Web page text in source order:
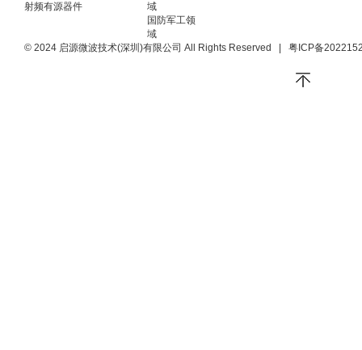
射频有源器件
域
国防军工领
域
© 2024 启源微波技术(深圳)有限公司 All Rights Reserved 粤ICP备